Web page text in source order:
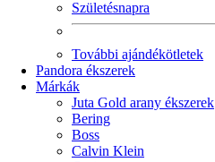
Születésnapra
További ajándékötletek
Pandora ékszerek
Márkák
Juta Gold arany ékszerek
Bering
Boss
Calvin Klein